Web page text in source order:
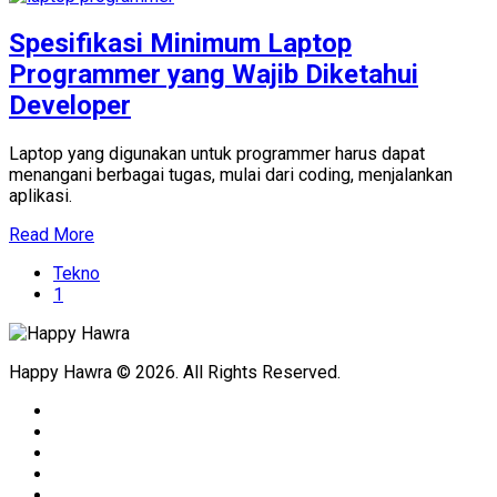
Spesifikasi Minimum Laptop
Programmer yang Wajib Diketahui
Developer
Laptop yang digunakan untuk programmer harus dapat
menangani berbagai tugas, mulai dari coding, menjalankan
aplikasi.
Read More
Tekno
1
Happy Hawra © 2026. All Rights Reserved.